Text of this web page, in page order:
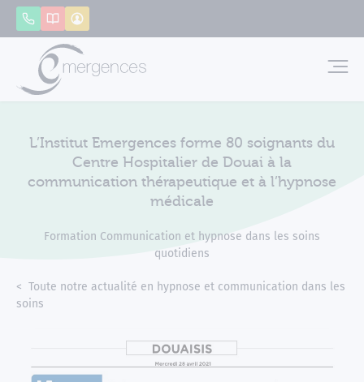
AppelerCatalogue
L’Institut Emergences forme 80 soignants du
Centre Hospitalier de Douai à la
communication thérapeutique et à l’hypnose
médicale
Formation Communication et hypnose dans les soins
quotidiens
Accueil
Actualités
Toute notre actualité en hypnose et communication dans les
soins
Panneau de gestion des cookies